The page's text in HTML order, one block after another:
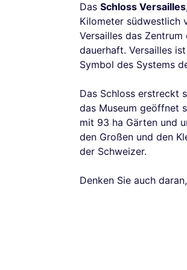
Das Schloss Versailles
Kilometer südwestlich
Versailles das
dauerhaft. Versailles
Symbol des Systems
Das Schloss erstreckt
das Museum geöffnet
mit 93 ha Gärten und
den Großen und den
der Schweizer.
Denken Sie auch